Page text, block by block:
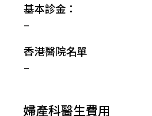
基本診金：
–
香港醫院名單
–
婦產科醫生費用